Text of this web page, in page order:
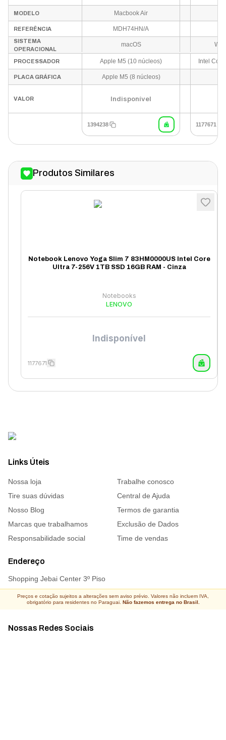
16GB RAM - Prata
Core
MODELO Macbook Air
REFERÊNCIA MDH74HN/A
SISTEMA
OPERACIONAL
macOS
PROCESSADOR Apple M5 (10 núcleos)
PLACA GRÁFICA Apple M5 (8 núcleos)
VALOR Indisponível
1394238 1177671
Produtos Similares
Notebook Lenovo Yoga Slim 7 83HM0000US Intel Core
Ultra 7-256V 1TB SSD 16GB RAM - Cinza
Notebooks
LENOVO
Indisponível
1177671
Links Úteis
Nossa loja
Trabalhe conosco
Tire suas dúvidas
Central de Ajuda
Nosso Blog
Termos de garantia
Marcas que trabalhamos
Exclusão de Dados
Responsabilidade social
Time de vendas
Endereço
Shopping Jebai Center 3º Piso
Nossas Redes Sociais
Preços e cotação sujeitos a alterações sem aviso prévio. Valores não incluem IVA,
obrigatório para residentes no Paraguai. Não fazemos entrega no Brasil.